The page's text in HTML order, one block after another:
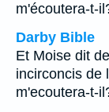
m'écoutera-t-
Darby Bible
Et Moise dit
incirconcis de
m'ecoutera-t-